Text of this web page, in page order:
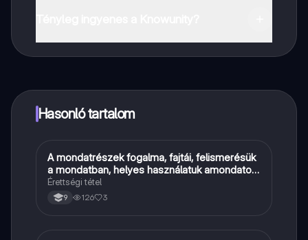
Hasonló tartalom
Magyar
A mondatrészek fogalma, fajtái, felismerésük
a mondatban, helyes használatuk amondatok
felépítésében
Érettségi tétel
9 126 3